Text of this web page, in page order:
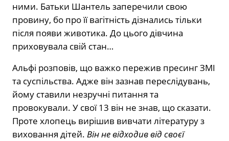
ними. Батьки Шантель заперечили свою
провину, бо про її вагітність дізнались тільки
після появи животика. До цього дівчина
приховувала свій стан…
Альфі розповів, що важко пережив пресинг ЗМІ
та суспільства. Адже він зазнав переслідувань,
йому ставили незручні питання та
провокували. У свої 13 він не знав, що сказати.
Проте хлопець вирішив вивчати літературу з
виховання дітей. Він не відходив від своєї